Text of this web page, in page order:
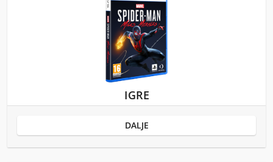
IGRE
DALJE